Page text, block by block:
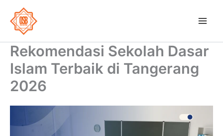
content
Rekomendasi Sekolah Dasar
Islam Terbaik di Tangerang
2026